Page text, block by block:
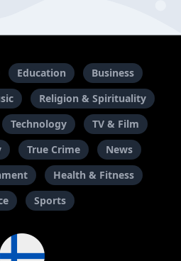
Education
Business
Religion & Spirituality
Technology
TV & Film
True Crime
News
Health & Fitness
Sports